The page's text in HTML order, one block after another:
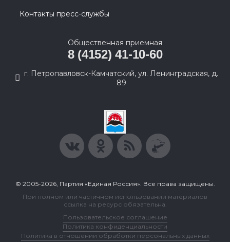
Контакты пресс-службы
Общественная приемная
8 (4152) 41-10-60
г. Петропавловск-Камчатский, ул. Ленинградская, д.
89
© 2005-2026, Партия «Единая Россия». Все права защищены.
При полном или частичном использовании материалов
ссылка на ресурс обязательна.
Пользовательское соглашение
Политика конфиденциальности
Политика в отношении обработки персональных данных